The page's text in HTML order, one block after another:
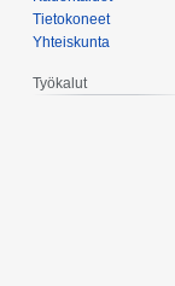
Tietokoneet
Yhteiskunta
Työkalut